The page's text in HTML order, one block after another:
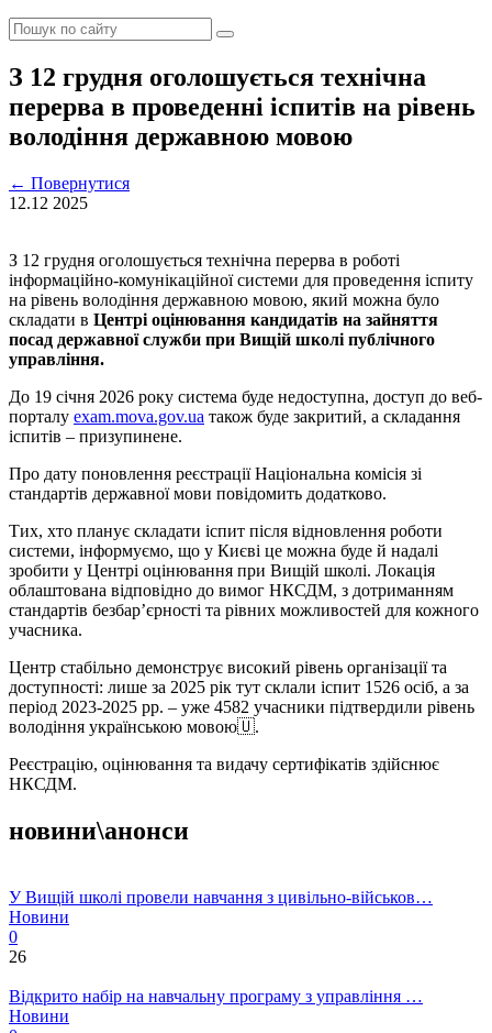
З 12 грудня оголошується технічна
перерва в проведенні іспитів на рівень
володіння державною мовою
← Повернутися
12.12 2025
З 12 грудня оголошується технічна перерва в роботі
інформаційно-комунікаційної системи для проведення іспиту
на рівень володіння державною мовою, який можна було
складати в Центрі оцінювання кандидатів на зайняття
посад державної служби при Вищій школі публічного
управління.
До 19 січня 2026 року система буде недоступна, доступ до веб-
порталу exam.mova.gov.ua також буде закритий, а складання
іспитів – призупинене.
Про дату поновлення реєстрації Національна комісія зі
стандартів державної мови повідомить додатково.
Тих, хто планує складати іспит після відновлення роботи
системи, інформуємо, що у Києві це можна буде й надалі
зробити у Центрі оцінювання при Вищій школі. Локація
облаштована відповідно до вимог НКСДМ, з дотриманням
стандартів безбар’єрності та рівних можливостей для кожного
учасника.
Центр стабільно демонструє високий рівень організації та
доступності: лише за 2025 рік тут склали іспит 1526 осіб, а за
період 2023-2025 рр. – уже 4582 учасники підтвердили рівень
володіння українською мовою🇺.
Реєстрацію, оцінювання та видачу сертифікатів здійснює
НКСДМ.
новини\анонси
У Вищій школі провели навчання з цивільно-військов…
Новини
0
26
Відкрито набір на навчальну програму з управління …
Новини